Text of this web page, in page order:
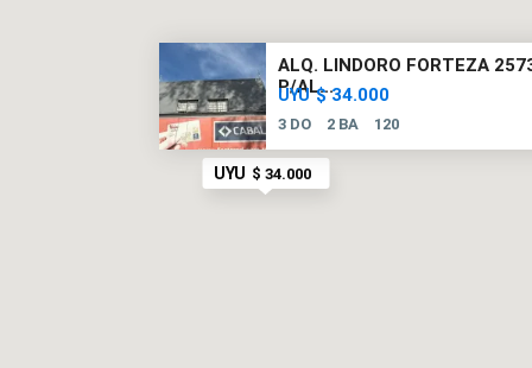
UYU $ 34.000
ALQ. LINDORO FORTEZA
P/AL...
UYU $ 34.000
3 DO 2 BA 120